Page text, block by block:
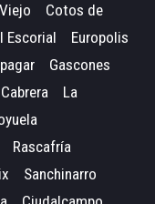
Cotos de
Escorial
Europolis
Gascones
La
Rascafría
Sanchinarro